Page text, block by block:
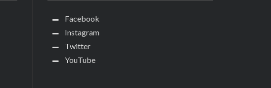
Facebook
Instagram
Twitter
YouTube